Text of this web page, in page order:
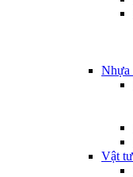
Nhựa
Vật